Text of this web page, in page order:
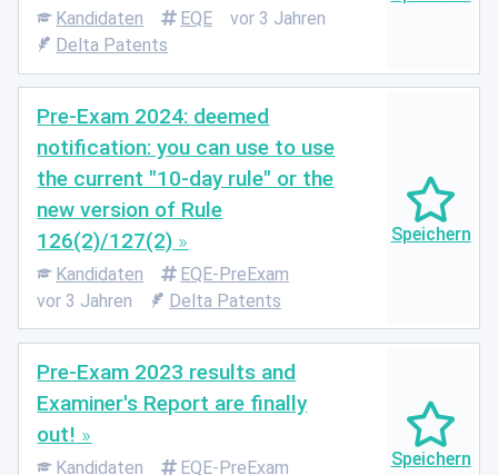
Kandidaten EQE
vor 3 Jahren
Delta Patents
Pre-Exam 2024: deemed
notification: you can use to use
the current "10-day rule" or the
new version of Rule
126(2)/127(2)
Kandidaten
EQE-PreExam
vor 3 Jahren
Delta Patents
Pre-Exam 2023 results and
Examiner's Report are finally
out!
Kandidaten EQE-PreExam